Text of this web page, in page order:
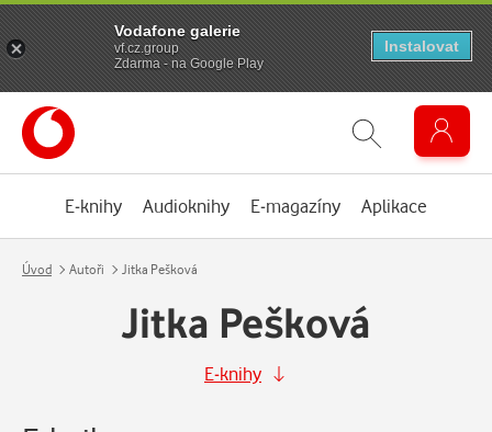
E-knihy Audioknihy E-magazíny Aplikace
Úvod Autoři Jitka Pešková
Jitka Pešková
E-knihy
Vodafone galerie
vf.cz.group
Zdarma - na Google Play
Instalovat